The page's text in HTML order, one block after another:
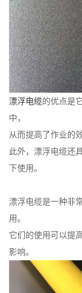
漂浮电缆的优点是
中，
从而提高了作业的
此外，漂浮电缆还
下使用。
漂浮电缆是一种非
用。
它们的使用可以提
影响。